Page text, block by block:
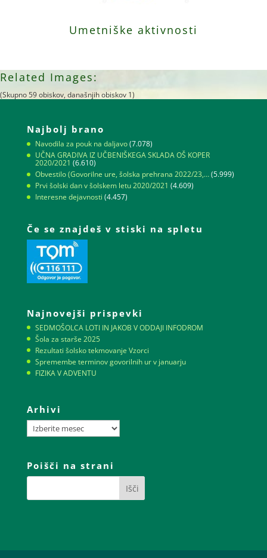
Umetniške aktivnosti
Related Images:
(Skupno 59 obiskov, današnjih obiskov 1)
Najbolj brano
Navodila za pouk na daljavo(7.078)
UČNA GRADIVA IZ UČBENIŠKEGA SKLADA OŠ KOPER
2020/2021 (6.610)
Obvestilo (Govorilne ure, šolska prehrana 2022/23,…(5.999)
Prvi šolski dan v šolskem letu 2020/2021 (4.609)
Interesne dejavnosti (4.457)
Če se znajdeš v stiski na spletu
Najnovejši prispevki
SEDMOŠOLCA LOTI IN JAKOB V ODDAJI INFODROM
Šola za starše 2025
Rezultati šolsko tekmovanje Vzorci
Spremembe terminov govorilnih ur v januarju
FIZIKA V ADVENTU
Arhivi
Arhivi
Poišči na strani